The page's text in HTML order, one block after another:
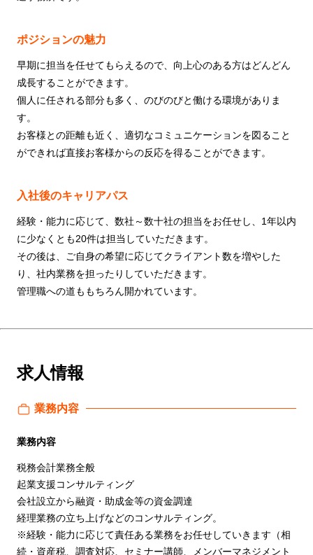
ポジションの魅力
早期に担当を任せてもらえるので、向上心のある方はどんどん
成長することができます。
個人に任される部分も多く、のびのびと働ける環境がありま
す。
お客様との距離も近く、適切なコミュニケーションを図ること
ができれば直接お客様からの反応を得ることができます。
入社後のキャリアパス
経験・能力に応じて、数社～数十社の担当をお任せし、1年以内
に少なくとも20件は担当していただきます。
その後は、ご自身の希望に応じてクライアント数を増やした
り、社内業務を担ったりしていただきます。
管理職への道ももちろん開かれています。
求人情報
業務内容
業務内容
税務会計業務全般
起業支援コンサルティング
会社設立から融資・助成金等の資金調達
経理業務の立ち上げなどのコンサルティング。
※経験・能力に応じて責任ある業務をお任せしていきます（相
続・資産税、調査対応、セミナー講師、メンバーマネジメント